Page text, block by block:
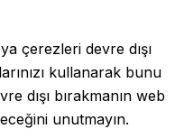
çerezleri devre dışı
kullanarak bunu
dışı bırakmanın web
unutmayın.